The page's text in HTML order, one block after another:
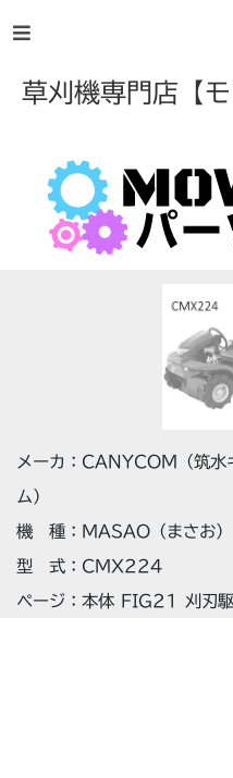
草刈機専門店【
メーカ：CANYCOM（筑水
ム）
機 種：MASAO（まさお）
型 式：CMX224
ページ：本体 FIG21 刈刃